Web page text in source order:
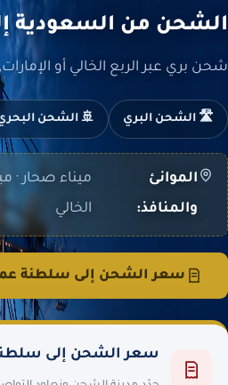
الشحن من السعودية
شحن بري عبر الربع الخالي أو
🛣️ الشحن البري 🚢 الشحن
الموانئ
والمنافذ:
ميناء صحار ·
الخالي
سعر الشحن إلى سلطنة
سعر الشحن إلى